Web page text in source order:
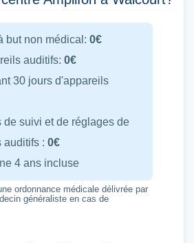
but non médical: 0€
auditifs: 0€
30 jours d'appareils
de suivi et de réglages de
auditifs : 0€
4 ans incluse
ordonnance médicale délivrée par
généraliste en cas de